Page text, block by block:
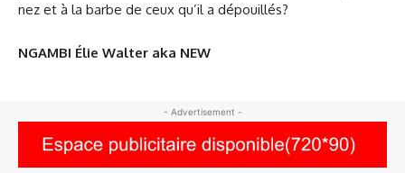
nez et à la barbe de ceux qu’il a dépouillés?
NGAMBI Élie Walter aka NEW
- Advertisement -